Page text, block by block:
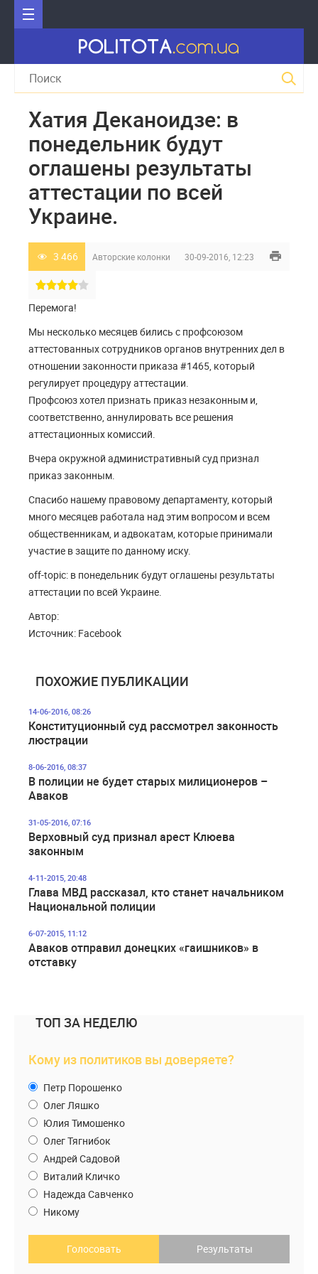
Хатия Деканоидзе: в
понедельник будут
оглашены результаты
аттестации по всей
Украине.
3 466 Авторские колонки 30-09-2016, 12:23
Перемога!
Мы несколько месяцев бились с профсоюзом
аттестованных сотрудников органов внутренних дел в
отношении законности приказа #1465, который
регулирует процедуру аттестации.
Профсоюз хотел признать приказ незаконным и,
соответственно, аннулировать все решения
аттестационных комиссий.
Вчера окружной административный суд признал
приказ законным.
Спасибо нашему правовому департаменту, который
много месяцев работала над этим вопросом и всем
общественникам, и адвокатам, которые принимали
участие в защите по данному иску.
off-topic: в понедельник будут оглашены результаты
аттестации по всей Украине.
Автор:
Источник: Facebook
ПОХОЖИЕ ПУБЛИКАЦИИ
14-06-2016, 08:26
Конституционный суд рассмотрел законность
люстрации
8-06-2016, 08:37
В полиции не будет старых милиционеров –
Аваков
31-05-2016, 07:16
Верховный суд признал арест Клюева
законным
4-11-2015, 20:48
Глава МВД рассказал, кто станет начальником
Национальной полиции
6-07-2015, 11:12
Аваков отправил донецких «гаишников» в
отставку
ТОП ЗА НЕДЕЛЮ
Кому из политиков вы доверяете?
Петр Порошенко
Олег Ляшко
Юлия Тимошенко
Олег Тягнибок
Андрей Садовой
Виталий Кличко
Надежда Савченко
Никому
Голосовать Результаты